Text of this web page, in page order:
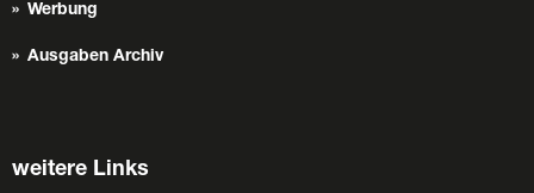
Werbung
Ausgaben Archiv
weitere Links